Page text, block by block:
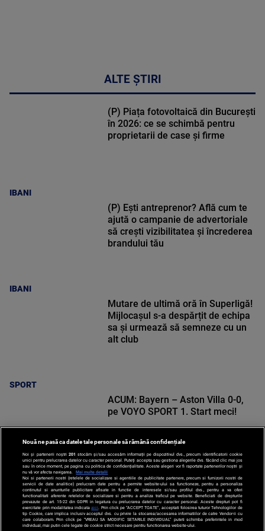
ALTE ȘTIRI
IBANI
(P) Piața fotovoltaică din București
în 2026: ce se schimbă pentru
proprietarii de case și firme
IBANI
(P) Ești antreprenor? Află cum te
ajută o campanie de advertoriale
să crești vizibilitatea și încrederea
brandului tău
SPORT
Mutare de ultimă oră în Superligă!
Mijlocașul s-a despărțit de echipa
sa și urmează să semneze cu un
alt club
SPORT
ACUM: Bayern – Aston Villa 0-0,
pe VOYO SPORT 1. Start meci!
Nouă ne pasă ca datele tale personale să rămână confidențiale
Noi și partenerii noștri 201 stocăm și/sau accesăm informații pe dispozitivul dvs., precum identificatorii cookie
unici pentru prelucrarea datelor cu caracter personal. Puteți accepta sau gestiona alegerile dvs. făcând clic mai jos
sau în orice moment, pe pagina cu politica de confidențialitate. Aceste alegeri vor fi raportate partenerilor noștri și
nu vă vor afecta navigarea.
Mai multe detalii
Noi si partenerii nostri (retelele de socializare si agentiile de publicitate partenere, precum si furnizorii nostri de
servicii de date analitice) prelucram date pentru a permite website-ului sa functioneze, pentru a personaliza
continutul si anunturile publicitare afisate in functie de interesele si/sau profilul dvs., pentru a va oferi
functionalitati aferente retelelor de socializare si pentru a analiza traficul pe website. Beneficiati de drepturile
prevazute de art. 15-22 din GDPR in legatura cu prelucrarea datelor cu caracter personal. Aceste drepturi pot fi
exercitate prin modalitatea indicataaici . Prin click pe “ACCEPT TOATE”, acceptati folosirea tuturor Tehnologiilor de
tip Cookie, care implica inclusiv acceptul dvs. cu privire la stocarea/accesarea informatiilor de catre Vendor-ii cu
care colaboram. Prin click pe “VREAU SA MODIFIC SETARILE INDIVIDUAL” puteti schimba preferintele in mod
individual, mai putin cele legate de cookie strict necesare pentru functionarea website-ului.